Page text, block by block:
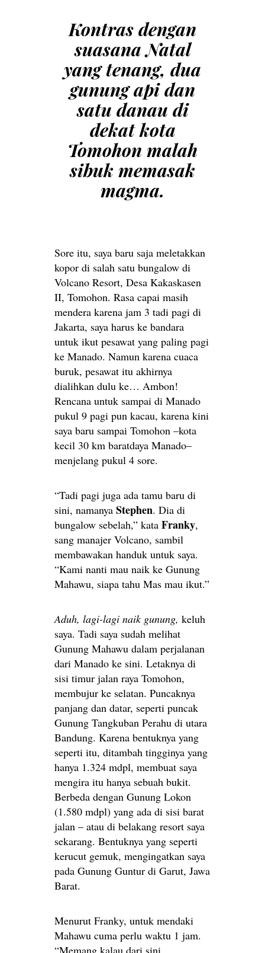
Kontras dengan
suasana Natal
yang tenang, dua
gunung api dan
satu danau di
dekat kota
Tomohon malah
sibuk memasak
magma.
Sore itu, saya baru saja meletakkan
kopor di salah satu bungalow di
Volcano Resort, Desa Kakaskasen
II, Tomohon. Rasa capai masih
mendera karena jam 3 tadi pagi di
Jakarta, saya harus ke bandara
untuk ikut pesawat yang paling pagi
ke Manado. Namun karena cuaca
buruk, pesawat itu akhirnya
dialihkan dulu ke… Ambon!
Rencana untuk sampai di Manado
pukul 9 pagi pun kacau, karena kini
saya baru sampai Tomohon –kota
kecil 30 km baratdaya Manado–
menjelang pukul 4 sore.
“Tadi pagi juga ada tamu baru di
sini, namanya Stephen. Dia di
bungalow sebelah,” kata Franky,
sang manajer Volcano, sambil
membawakan handuk untuk saya.
“Kami nanti mau naik ke Gunung
Mahawu, siapa tahu Mas mau ikut.”
Aduh, lagi-lagi naik gunung, keluh
saya. Tadi saya sudah melihat
Gunung Mahawu dalam perjalanan
dari Manado ke sini. Letaknya di
sisi timur jalan raya Tomohon,
membujur ke selatan. Puncaknya
panjang dan datar, seperti puncak
Gunung Tangkuban Perahu di utara
Bandung. Karena bentuknya yang
seperti itu, ditambah tingginya yang
hanya 1.324 mdpl, membuat saya
mengira itu hanya sebuah bukit.
Berbeda dengan Gunung Lokon
(1.580 mdpl) yang ada di sisi barat
jalan – atau di belakang resort saya
sekarang. Bentuknya yang seperti
kerucut gemuk, mengingatkan saya
pada Gunung Guntur di Garut, Jawa
Barat.
Menurut Franky, untuk mendaki
Mahawu cuma perlu waktu 1 jam.